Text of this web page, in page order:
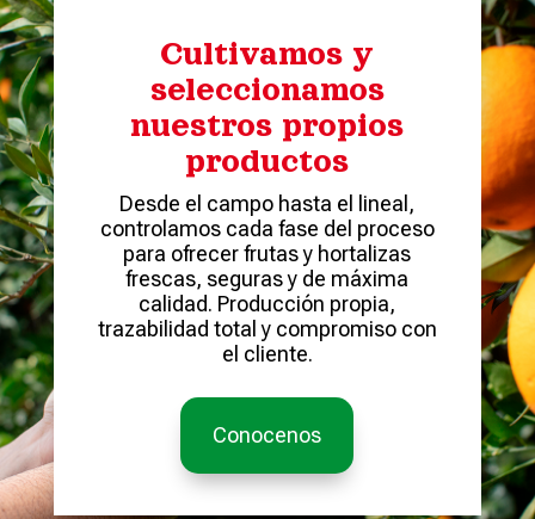
Cultivamos y
seleccionamos
nuestros propios
productos
Desde el campo hasta el lineal,
controlamos cada fase del proceso
para ofrecer frutas y hortalizas
frescas, seguras y de máxima
calidad. Producción propia,
trazabilidad total y compromiso con
el cliente.
Conocenos